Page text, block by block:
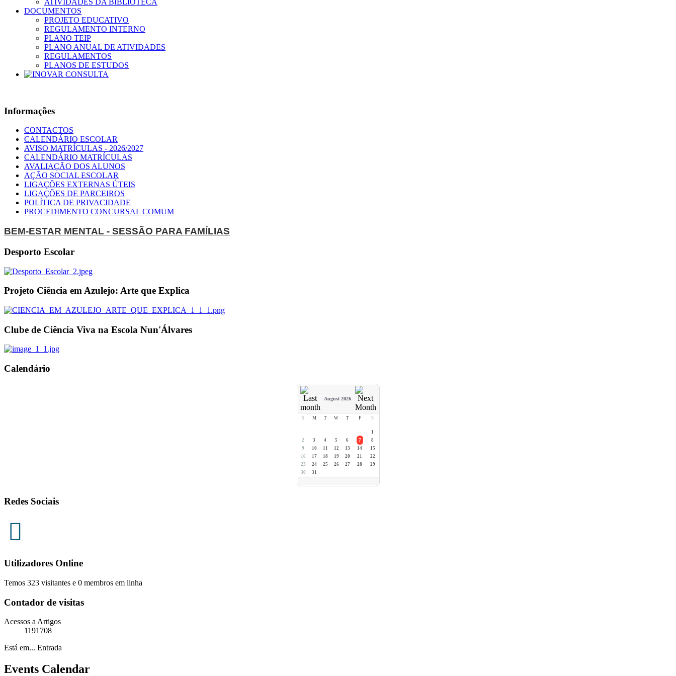
ATIVIDADES DA BIBLIOTECA
DOCUMENTOS
PROJETO EDUCATIVO
REGULAMENTO INTERNO
PLANO TEIP
PLANO ANUAL DE ATIVIDADES
REGULAMENTOS
PLANOS DE ESTUDOS
Informações
CONTACTOS
CALENDÁRIO ESCOLAR
AVISO MATRÍCULAS - 2026/2027
CALENDÁRIO MATRÍCULAS
AVALIAÇÃO DOS ALUNOS
AÇÃO SOCIAL ESCOLAR
LIGAÇÕES EXTERNAS ÚTEIS
LIGAÇÕES DE PARCEIROS
POLÍTICA DE PRIVACIDADE
PROCEDIMENTO CONCURSAL COMUM
BEM-ESTAR MENTAL - SESSÃO PARA FAMÍLIAS
Desporto Escolar
Projeto Ciência em Azulejo: Arte que Explica
Clube de Ciência Viva na Escola Nun'Álvares
Calendário
August 2026
S M T W T F S
1
2
3 4 5 6 7
8
9
10 11 12 13 14
15
16
17 18 19 20 21
22
23
24 25 26 27 28
29
30
31
Redes Sociais
Utilizadores Online
Temos 323 visitantes e 0 membros em linha
Contador de visitas
Acessos a Artigos
1191708
Está em... Entrada
Events Calendar